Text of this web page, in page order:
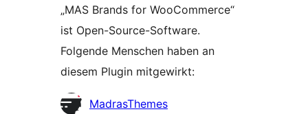
„MAS Brands for WooCommerce“
ist Open-Source-Software.
Folgende Menschen haben an
diesem Plugin mitgewirkt:
Mitwirkende
MadrasThemes